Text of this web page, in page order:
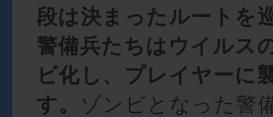
段は決まったルートを
警備兵たちはウイルス
ビ化し、プレイヤーに
す。 ゾンビとなった警